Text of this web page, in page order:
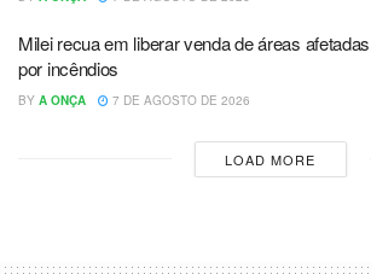
Milei recua em liberar venda de áreas afetadas
por incêndios
BY A ONÇA 7 DE AGOSTO DE 2026
LOAD MORE